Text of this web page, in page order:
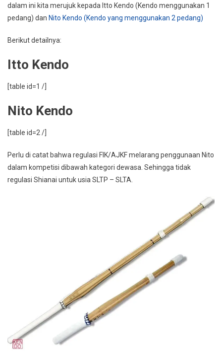
dalam ini kita merujuk kepada Itto Kendo (Kendo menggunakan 1
pedang) dan Nito Kendo (Kendo yang menggunakan 2 pedang)
Berikut detailnya:
Itto Kendo
[table id=1 /]
Nito Kendo
[table id=2 /]
Perlu di catat bahwa regulasi FIK/AJKF melarang penggunaan Nito
dalam kompetisi dibawah kategori dewasa. Sehingga tidak
regulasi Shianai untuk usia SLTP – SLTA.